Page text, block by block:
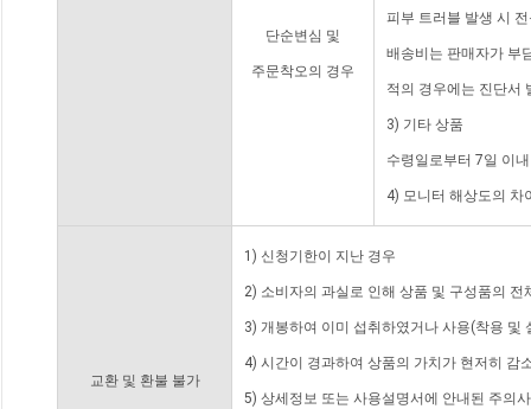
단순변심 및
주문착오의 경우
피부 트러블 발생 시
배송비는 판매자가 부
적의 경우에는 진단서
3) 기타 상품
수령일로부터 7일 이
4) 모니터 해상도의 차
교환 및 환불 불가
1) 신청기한이 지난 경우
2) 소비자의 과실로 인해 상품 및 구성품의
3) 개봉하여 이미 섭취하였거나 사용(착용 및
4) 시간이 경과하여 상품의 가치가 현저히 감
5) 상세정보 또는 사용설명서에 안내된 주의